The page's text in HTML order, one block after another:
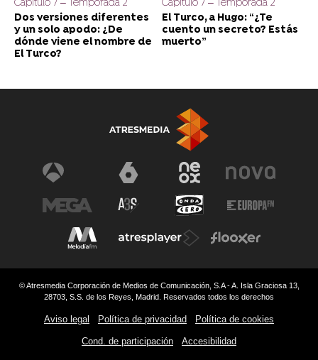
Capítulo 7 – Temporada 2
Dos versiones diferentes
y un solo apodo: ¿De
dónde viene el nombre de
El Turco?
Capítulo 7 – Temporada 2
El Turco, a Hugo: “¿Te
cuento un secreto? Estás
muerto”
© Atresmedia Corporación de Medios de Comunicación, S.A - A. Isla Graciosa 13,
28703, S.S. de los Reyes, Madrid. Reservados todos los derechos
Aviso legal Política de privacidad Política de cookies
Cond. de participación Accesibilidad